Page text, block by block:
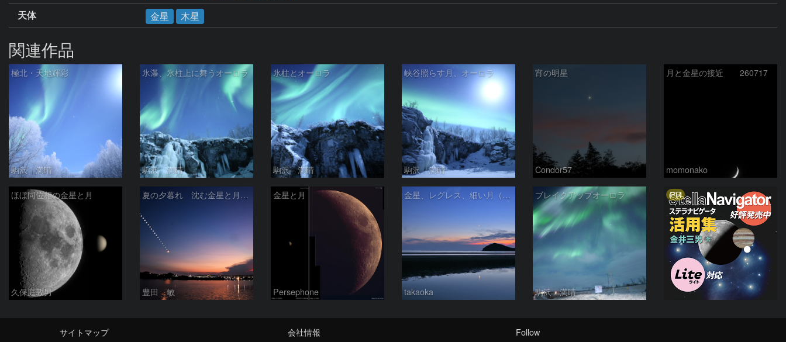
天体
金星 木星
関連作品
極北・天地輝彩
駒沢 満晴
氷瀑、氷柱上に舞うオーロラ
駒沢 満晴
氷柱とオーロラ
駒沢 満晴
峡谷照らす月、オーロラ
駒沢 満晴
宵の明星
Condor57
月と金星の接近 260717
momonako
ほぼ同位相の金星と月
久保庭敦男
夏の夕暮れ 沈む金星と月 2026/7/20
豊田 敏
金星と月
Persephone
金星、レグレス、細い月（７月１６日）
takaoka
ブレイクアップオーロラ
駒沢 満晴
PR
サイトマップ
会社情報
Follow